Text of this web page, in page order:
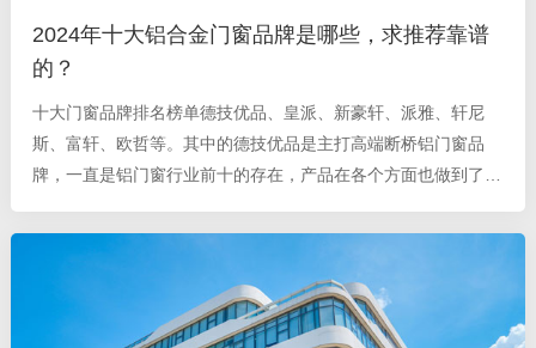
2024年十大铝合金门窗品牌是哪些，求推荐靠谱
的？
十大门窗品牌排名榜单德技优品、皇派、新豪轩、派雅、轩尼
斯、富轩、欧哲等。其中的德技优品是主打高端断桥铝门窗品
牌，一直是铝门窗行业前十的存在，产品在各个方面也做到了极
质量很好，售后服务也是